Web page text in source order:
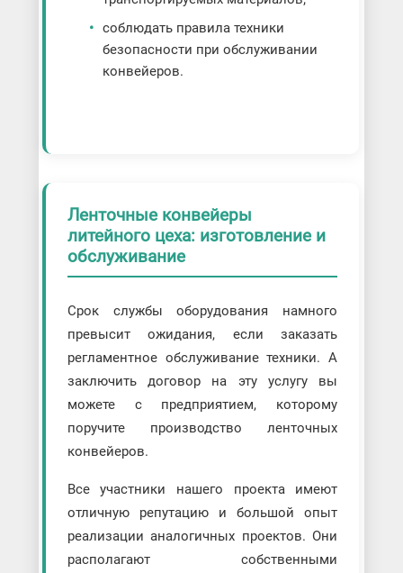
соблюдать правила техники
безопасности при обслуживании
конвейеров.
Ленточные конвейеры
литейного цеха: изготовление и
обслуживание
Срок службы оборудования намного
превысит ожидания, если заказать
регламентное обслуживание техники. А
заключить договор на эту услугу вы
можете с предприятием, которому
поручите производство ленточных
конвейеров.
Все участники нашего проекта имеют
отличную репутацию и большой опыт
реализации аналогичных проектов. Они
располагают собственными